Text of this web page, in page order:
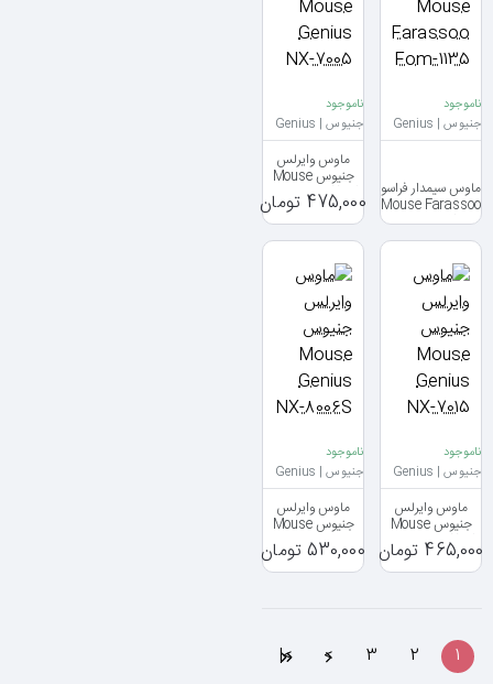
ناموجود
جنیوس | Genius
ماوس سیمدار فراسو
Mouse Farassoo
Fom-1135
ناموجود
جنیوس | Genius
ماوس وایرلس
جنیوس Mouse
Genius NX-7005
475,000 تومان
ناموجود
جنیوس | Genius
ماوس وایرلس
جنیوس Mouse
Genius NX-7015
465,000 تومان
ناموجود
جنیوس | Genius
ماوس وایرلس
جنیوس Mouse
Genius NX-
8006S
530,000 تومان
1
2
3
>
>|